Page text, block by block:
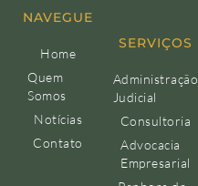
NAVEGUE
Home
Quem
Somos
Notícias
Contato
SERVIÇOS
Administração
Judicial
Consultoria
Advocacia
Empresarial